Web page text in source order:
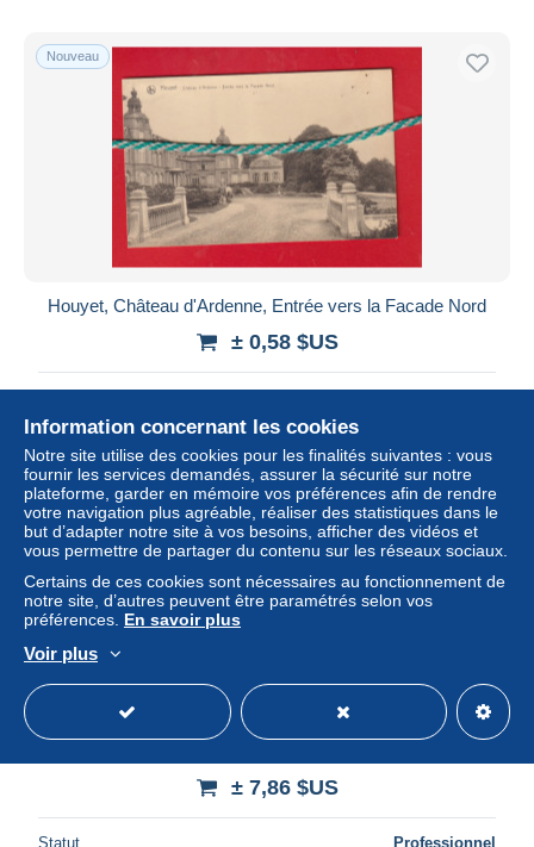
Nouveau
Houyet, Château d'Ardenne, Entrée vers la Facade Nord
± 0,58 $US
Nouveau
BELGIQUE - HOUYET - CHALET AU BORD DE LA
± 7,86 $US
Statut Professionnel
Information concernant les cookies
Notre site utilise des cookies pour les finalités suivantes : vous
fournir les services demandés, assurer la sécurité sur notre
plateforme, garder en mémoire vos préférences afin de rendre
votre navigation plus agréable, réaliser des statistiques dans le
but d’adapter notre site à vos besoins, afficher des vidéos et
vous permettre de partager du contenu sur les réseaux sociaux.
Certains de ces cookies sont nécessaires au fonctionnement de
notre site, d’autres peuvent être paramétrés selon vos
préférences. En savoir plus
Voir plus